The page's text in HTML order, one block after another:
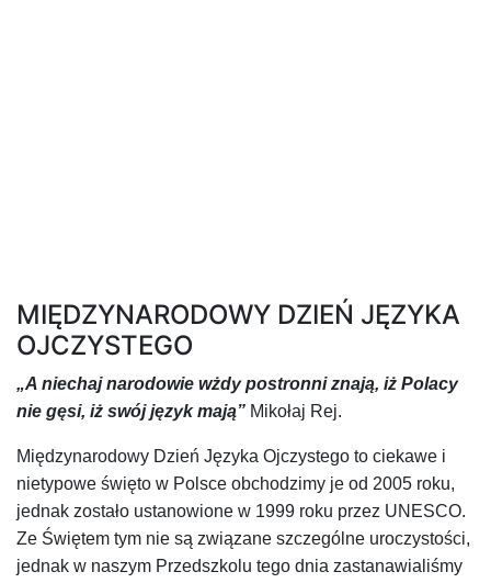
MIĘDZYNARODOWY DZIEŃ JĘZYKA
OJCZYSTEGO
„A niechaj narodowie wżdy postronni znają, iż Polacy
nie gęsi, iż swój język mają” Mikołaj Rej.
Międzynarodowy Dzień Języka Ojczystego to ciekawe i
nietypowe święto w Polsce obchodzimy je od 2005 roku,
jednak zostało ustanowione w 1999 roku przez UNESCO.
Ze Świętem tym nie są związane szczególne uroczystości,
jednak w naszym Przedszkolu tego dnia zastanawialiśmy